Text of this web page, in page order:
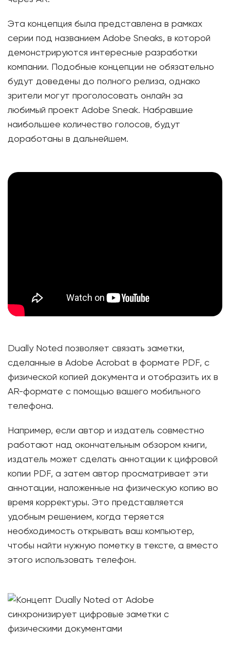
Эта концепция была представлена в рамках
серии под названием Adobe Sneaks, в которой
демонстрируются интересные разработки
компании. Подобные концепции не обязательно
будут доведены до полного релиза, однако
зрители могут проголосовать онлайн за
любимый проект Adobe Sneak. Набравшие
наибольшее количество голосов, будут
доработаны в дальнейшем.
Dually Noted позволяет связать заметки,
сделанные в Adobe Acrobat в формате PDF, с
физической копией документа и отобразить их в
AR-формате с помощью вашего мобильного
телефона.
Например, если автор и издатель совместно
работают над окончательным обзором книги,
издатель может сделать аннотации к цифровой
копии PDF, а затем автор просматривает эти
аннотации, наложенные на физическую копию во
время корректуры. Это представляется
удобным решением, когда теряется
необходимость открывать ваш компьютер,
чтобы найти нужную пометку в тексте, а вместо
этого использовать телефон.